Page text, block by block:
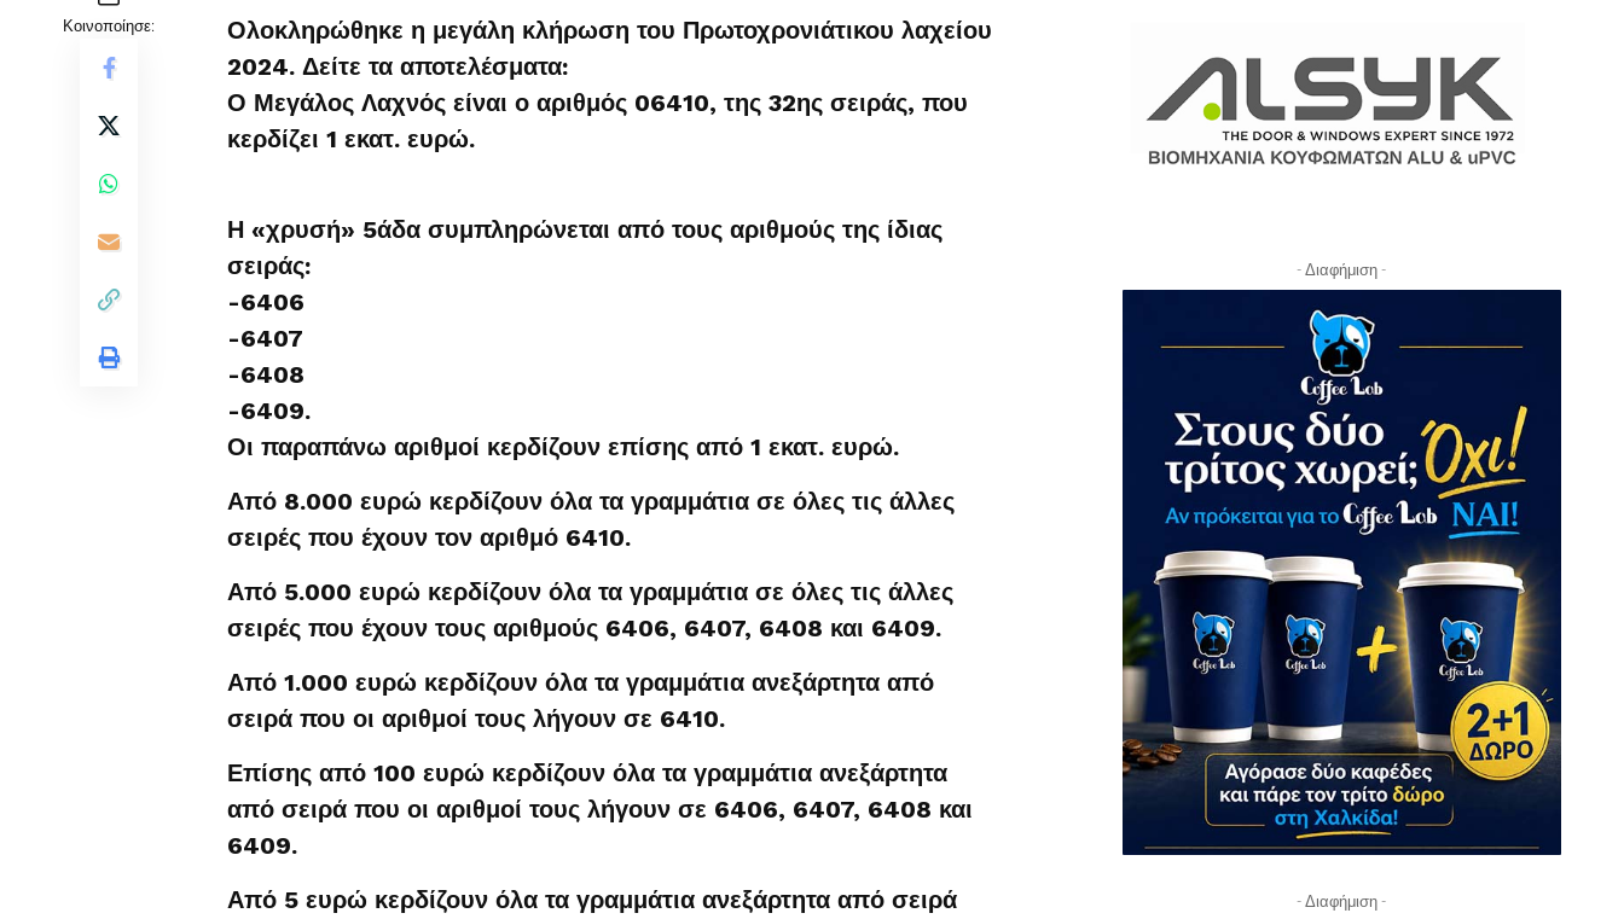
Κοινοποίησε:
Ολοκληρώθηκε η μεγάλη κλήρωση του Πρωτοχρονιάτικου λαχείου
2024. Δείτε τα αποτελέσματα:
Ο Μεγάλος Λαχνός είναι ο αριθμός 06410, της 32ης σειράς, που
κερδίζει 1 εκατ. ευρώ.
Η «χρυσή» 5άδα συμπληρώνεται από τους αριθμούς της ίδιας
σειράς:
-6406
-6407
-6408
-6409.
Οι παραπάνω αριθμοί κερδίζουν επίσης από 1 εκατ. ευρώ.
Από 8.000 ευρώ κερδίζουν όλα τα γραμμάτια σε όλες τις άλλες
σειρές που έχουν τον αριθμό 6410.
Από 5.000 ευρώ κερδίζουν όλα τα γραμμάτια σε όλες τις άλλες
σειρές που έχουν τους αριθμούς 6406, 6407, 6408 και 6409.
Από 1.000 ευρώ κερδίζουν όλα τα γραμμάτια ανεξάρτητα από
σειρά που οι αριθμοί τους λήγουν σε 6410.
Επίσης από 100 ευρώ κερδίζουν όλα τα γραμμάτια ανεξάρτητα
από σειρά που οι αριθμοί τους λήγουν σε 6406, 6407, 6408 και
6409.
Από 5 ευρώ κερδίζουν όλα τα γραμμάτια ανεξάρτητα από σειρά
- Διαφήμιση -
- Διαφήμιση -